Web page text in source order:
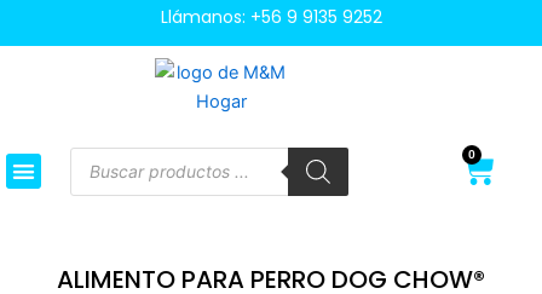
al
Llámanos: +56 9 9135 9252
Búsqueda
productos
0
Cart
ALIMENTO PARA PERRO DOG CHOW®